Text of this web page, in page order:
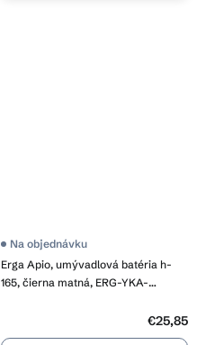
Erga Apio, umývadlová batéria h-
165, čierna matná, ERG-YKA-
Priemerné
produktu
je
Na objednávku
€25,85